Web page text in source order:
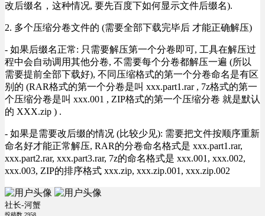
改后缀名，这种情况, 要先百度下如何显示文件后缀名).
2. 多个压缩分卷文件的 (需要全部下载完毕后 才能正确解压)
- 如果后缀名正常: 只需要解压第一个分卷即可, 工具在解压过
程中会自动调用其他分卷, 不需要每个分卷都解压一遍 (所以
需要提前全部下载好), 不同压缩格式的第一个分卷命名是有区
别的 (RAR格式的第一个分卷是叫 xxx.part1.rar , 7z格式的第一
个压缩分卷是叫 xxx.001 , ZIP格式的第一个压缩分卷 就是默认
的 XXX.zip ) .
- 如果是需要改后缀的情况 (比较少见): 需要把文件按顺序重新
命名好才能正常解压, RAR的分卷命名格式是 xxx.part1.rar,
xxx.part2.rar, xxx.part3.rar, 7z的命名格式是 xxx.001, xxx.002,
xxx.003, ZIP的排序格式 xxx.zip, xxx.zip.001, xxx.zip.002
社长-河蟹
投稿数 2958